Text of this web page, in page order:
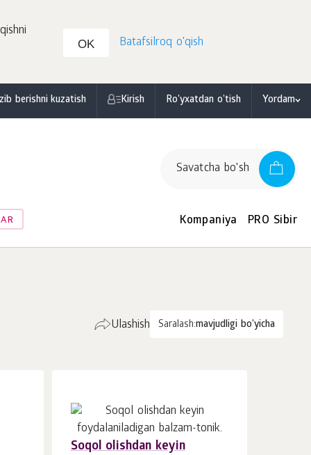
OK
Batafsilroq o'qish
berishni kuzatish Kirish Ro'yxatdan o'tish Yordam
Savatcha bo'sh
Kompaniya PRO Sibir
Saralash:mavjudligi bo'yicha
Ulashish
Soqol olishdan keyin